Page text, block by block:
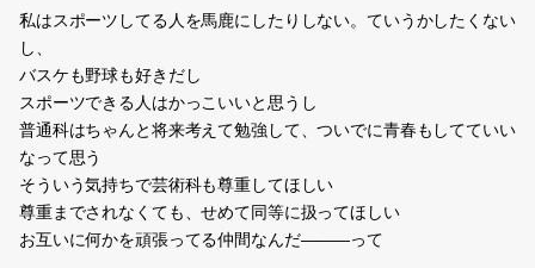
私はスポーツしてる人を馬鹿にしたりしない。ていうかしたくない
し、
バスケも野球も好きだし
スポーツできる人はかっこいいと思うし
普通科はちゃんと将来考えて勉強して、ついでに青春もしてていい
なって思う
そういう気持ちで芸術科も尊重してほしい
尊重までされなくても、せめて同等に扱ってほしい
お互いに何かを頑張ってる仲間なんだ―――って